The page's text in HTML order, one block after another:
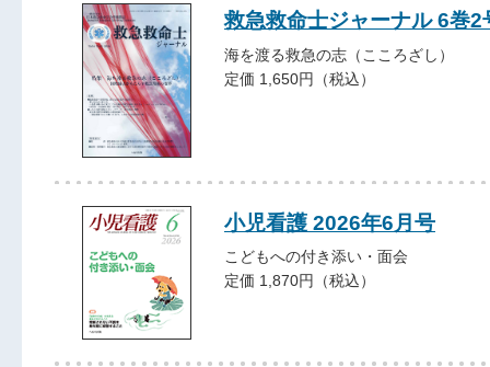
救急救命士ジャーナル 6巻
海を渡る救急の志（こころざし）
定価 1,650円（税込）
小児看護 2026年6月号
こどもへの付き添い・面会
定価 1,870円（税込）